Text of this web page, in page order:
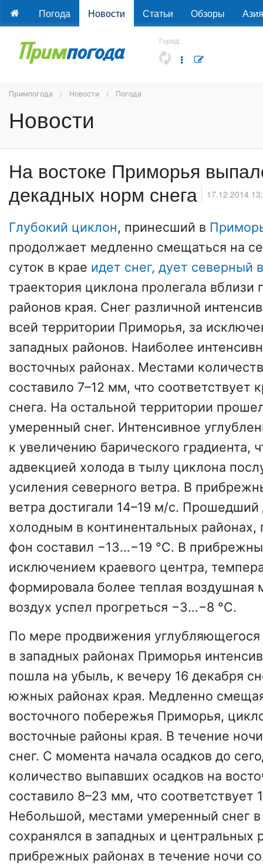
Погода Новости Статьи Обзоры Азия
Город
Примпогода Новости Погода
Новости
На востоке Приморья
декадных норм снега
17.12.2014
Глубокий циклон, принесший в
продолжает медленно смещаться на
суток в крае идет снег, дует северный
траектория циклона пролегала
районов края. Снег различной
всей территории Приморья, за
западных районов. Наиболее
восточных районах. Местами
составило 7–12 мм, что соответствует
снега. На остальной территории
умеренный снег. Интенсивное
к увеличению барического градиента,
адвекцией холода в тылу циклона
усиления северного ветра. В
ветра достигали 14–19 м/с. Прошедший
холодным в континентальных районах,
фон составил −13…−19 °C. В
исключением краевого центра,
формировала более теплая воздушная
воздух успел прогреться −3…−8 °C.
По мере продвижения углубляющегося
в западных районах Приморья
пошла на убыль, к вечеру 16 декабря
южных районах края. Медленно
восточного побережья Приморья,
восточные районы края. В течение
снег. С момента начала осадков до
количество выпавших осадков на
составило 8–23 мм, что соответствует
Небольшой, местами умеренный снег в
сохранялся в западных и центральных
прибрежных районах в течение ночи